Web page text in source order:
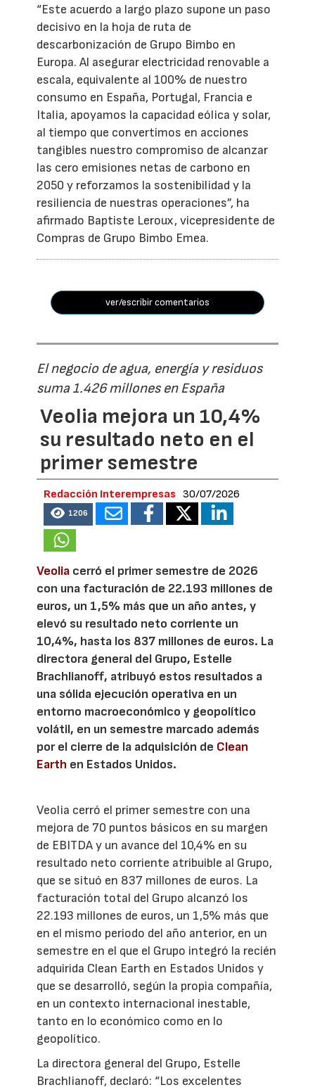
“Este acuerdo a largo plazo supone un paso
decisivo en la hoja de ruta de
descarbonización de Grupo Bimbo en
Europa. Al asegurar electricidad renovable a
escala, equivalente al 100% de nuestro
consumo en España, Portugal, Francia e
Italia, apoyamos la capacidad eólica y solar,
al tiempo que convertimos en acciones
tangibles nuestro compromiso de alcanzar
las cero emisiones netas de carbono en
2050 y reforzamos la sostenibilidad y la
resiliencia de nuestras operaciones”, ha
afirmado Baptiste Leroux, vicepresidente de
Compras de Grupo Bimbo Emea.
ver/escribir comentarios
El negocio de agua, energía y residuos
suma 1.426 millones en España
Veolia mejora un 10,4%
su resultado neto en el
primer semestre
Redacción Interempresas 30/07/2026
1206
Veolia cerró el primer semestre de 2026
con una facturación de 22.193 millones de
euros, un 1,5% más que un año antes, y
elevó su resultado neto corriente un
10,4%, hasta los 837 millones de euros. La
directora general del Grupo, Estelle
Brachlianoff, atribuyó estos resultados a
una sólida ejecución operativa en un
entorno macroeconómico y geopolítico
volátil, en un semestre marcado además
por el cierre de la adquisición de Clean
Earth en Estados Unidos.
Veolia cerró el primer semestre con una
mejora de 70 puntos básicos en su margen
de EBITDA y un avance del 10,4% en su
resultado neto corriente atribuible al Grupo,
que se situó en 837 millones de euros. La
facturación total del Grupo alcanzó los
22.193 millones de euros, un 1,5% más que
en el mismo periodo del año anterior, en un
semestre en el que el Grupo integró la recién
adquirida Clean Earth en Estados Unidos y
que se desarrolló, según la propia compañía,
en un contexto internacional inestable,
tanto en lo económico como en lo
geopolítico.
La directora general del Grupo, Estelle
Brachlianoff, declaró: “Los excelentes